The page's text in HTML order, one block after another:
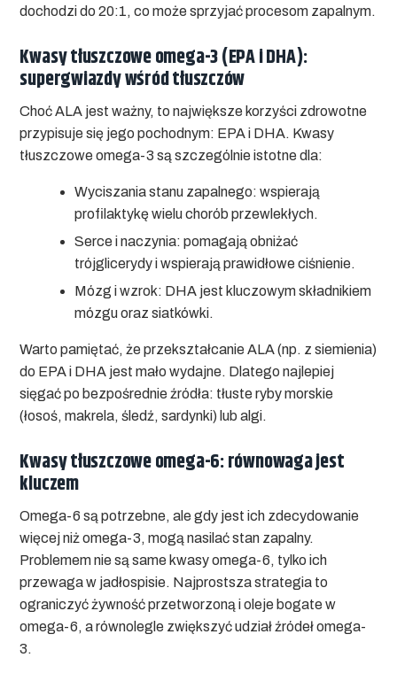
dochodzi do 20:1, co może sprzyjać procesom zapalnym.
Kwasy tłuszczowe omega-3 (EPA i DHA):
supergwiazdy wśród tłuszczów
Choć ALA jest ważny, to największe korzyści zdrowotne
przypisuje się jego pochodnym: EPA i DHA. Kwasy
tłuszczowe omega-3 są szczególnie istotne dla:
Wyciszania stanu zapalnego: wspierają
profilaktykę wielu chorób przewlekłych.
Serce i naczynia: pomagają obniżać
trójglicerydy i wspierają prawidłowe ciśnienie.
Mózg i wzrok: DHA jest kluczowym składnikiem
mózgu oraz siatkówki.
Warto pamiętać, że przekształcanie ALA (np. z siemienia)
do EPA i DHA jest mało wydajne. Dlatego najlepiej
sięgać po bezpośrednie źródła: tłuste ryby morskie
(łosoś, makrela, śledź, sardynki) lub algi.
Kwasy tłuszczowe omega-6: równowaga jest
kluczem
Omega-6 są potrzebne, ale gdy jest ich zdecydowanie
więcej niż omega-3, mogą nasilać stan zapalny.
Problemem nie są same kwasy omega-6, tylko ich
przewaga w jadłospisie. Najprostsza strategia to
ograniczyć żywność przetworzoną i oleje bogate w
omega-6, a równolegle zwiększyć udział źródeł omega-
3.